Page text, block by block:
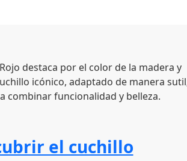
destaca por el color de la madera y
icónico, adaptado de manera
combinar funcionalidad y belleza.
el cuchillo